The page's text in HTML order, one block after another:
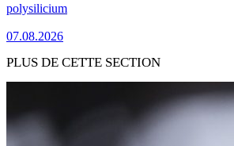
polysilicium
07.08.2026
PLUS DE CETTE SECTION